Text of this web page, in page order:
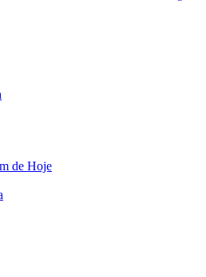
de Hoje